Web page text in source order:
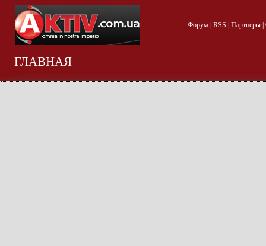
Форум| RSS Партнеры|
ГЛАВНАЯ